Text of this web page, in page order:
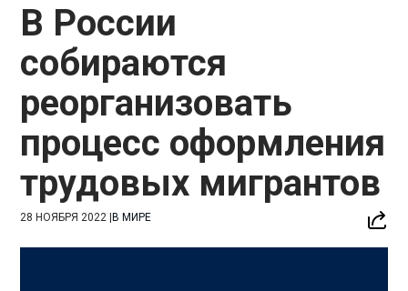
В России
собираются
реорганизовать
процесс оформления
трудовых мигрантов
28 НОЯБРЯ 2022 |В МИРЕ